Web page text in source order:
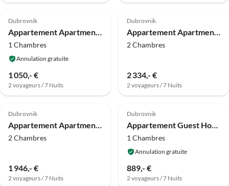
4.0 (26)
Dubrovnik
Appartement Apartment Tomasović Old Town - One-Bedroom Apartment
1 Chambres
Annulation gratuite
1 050,- €
2 voyageurs / 7 Nuits
4.0 (25)
Dubrovnik
Appartement Apartment Mihe - Two-Bedroom Apartment with Balcony and Sea View
2 Chambres
2 334,- €
2 voyageurs / 7 Nuits
4.8 (22)
Dubrovnik
Appartement Apartments Sipa - Superior Two Bedroom Apartment with Balcony and Sea View (Apartman F)
2 Chambres
1 946,- €
2 voyageurs / 7 Nuits
4.0 (19)
Dubrovnik
Appartement Guest House Kusalo- Basic Triple Room with Patio (Soba 3)
1 Chambres
Annulation gratuite
889,- €
2 voyageurs / 7 Nuits